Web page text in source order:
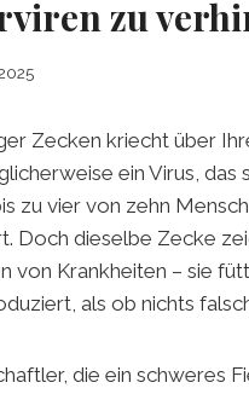
zu
Zecken kriecht über
ein Virus, das
zu vier von zehn
Doch dieselbe Zecke
von Krankheiten – sie
als ob nichts
die ein schweres